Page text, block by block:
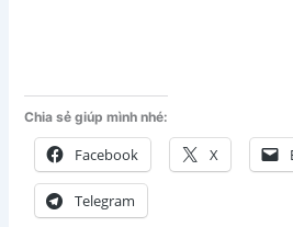
Chia sẻ giúp mình nhé:
Facebook X
Telegram